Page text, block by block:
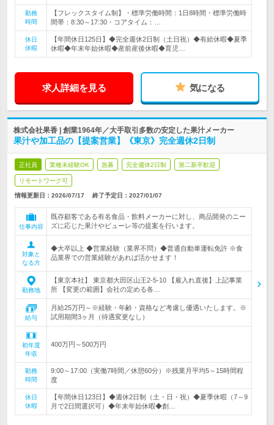
勤務
時間
【フレックスタイム制】・標準労働時間：1日8時間・標準労働時
間帯：8:30～17:30・コアタイム：…
休日
休暇
【年間休日125日】◆完全週休2日制（土日祝）◆有給休暇◆夏季
休暇◆年末年始休暇◆産前産後休暇◆育児…
求人詳細を見る 気になる
株式会社果香 | 創業1964年／大手取引多数の安定した果汁メーカー
果汁や加工品の【提案営業】《東京》完全週休2日制
正社員 業種未経験OK 急募 完全週休2日制 第二新卒歓迎
リモートワーク可
情報更新日：2026/07/17 終了予定日： 2027/01/07
仕事内容
既存顧客である有名食品・飲料メーカーに対し、商品開発のニー
ズに応じた果汁やピューレ等の提案を行います。
対象と
なる方
◆大卒以上 ◆営業経験（業界不問）◆普通自動車運転免許 ※食
品業界での営業経験があれば活かせます！
勤務地
【東京本社】 東京都大田区山王2-5-10 【雇入れ直後】上記事業
所 【変更の範囲】会社の定める各…
給与
月給25万円～※経験・年齢・資格など考慮し優遇いたします。※
試用期間3ヶ月（待遇変更なし）
初年度
年収
400万円～500万円
勤務
時間
9:00～17:00（実働7時間／休憩60分）※残業月平均5～15時間程
度
休日
休暇
【年間休日123日】◆週休2日制（土・日・祝）◆夏季休暇（7～9
月で2日間選択可）◆年末年始休暇◆創…